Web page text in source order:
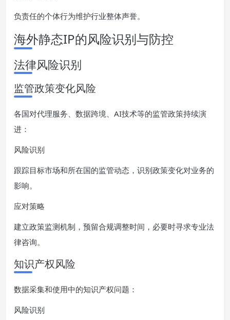
负责任的个体行为维护行业整体声誉。
海外静态IP的风险识别与防控
法律风险识别
监管政策变化风险
各国对代理服务、数据跨境、AI技术等的监管政策持续演
进：
风险识别
跟踪目标市场和所在国的监管动态，识别政策变化对业务的
影响。
应对策略
建立政策监测机制，预留合规调整时间，必要时寻求专业法
律咨询。
知识产权风险
数据采集和使用中的知识产权问题：
风险识别